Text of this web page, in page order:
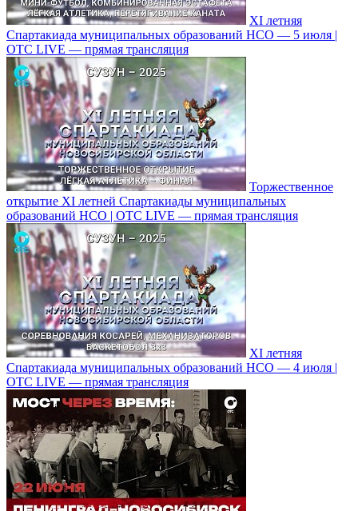
XI летняя
Спартакиада муниципальных образований НСО — 5 июля |
ОТС LIVE — прямая трансляция
Торжественное
открытие XI летней Спартакиады муниципальных
образований НСО | ОТС LIVE — прямая трансляция
XI летняя
Спартакиада муниципальных образований НСО — 4 июля |
ОТС LIVE — прямая трансляция